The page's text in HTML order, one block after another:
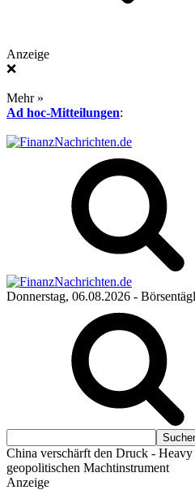
Anzeige
❌
Mehr »
Ad hoc-Mitteilungen:
Donnerstag, 06.08.2026 -
China verschärft den Druck -
geopolitischen Machtinstrument
Anzeige